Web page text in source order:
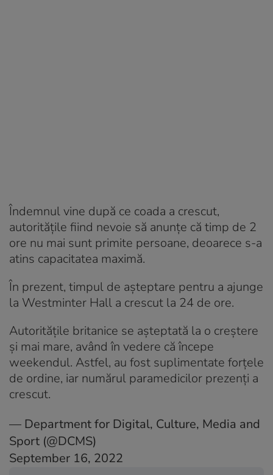
Îndemnul vine după ce coada a crescut,
autoritățile fiind nevoie să anunțe că timp de 2
ore nu mai sunt primite persoane, deoarece s-a
atins capacitatea maximă.
În prezent, timpul de așteptare pentru a ajunge
la Westminter Hall a crescut la 24 de ore.
Autoritățile britanice se așteptată la o creștere
și mai mare, având în vedere că începe
weekendul. Astfel, au fost suplimentate forțele
de ordine, iar numărul paramedicilor prezenți a
crescut.
— Department for Digital, Culture, Media and
Sport (@DCMS)
September 16, 2022